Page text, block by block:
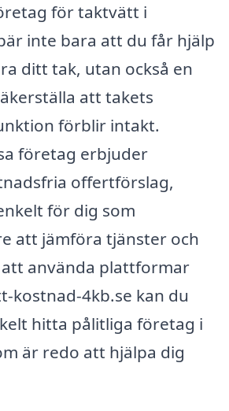
för taktvätt i
inte bara att du får hjälp
ditt tak, utan också en
att takets
förblir intakt.
företag erbjuder
offertförslag,
för dig som
att jämföra tjänster och
att använda plattformar
kostnad-4kb.se kan du
hitta pålitliga företag i
är redo att hjälpa dig